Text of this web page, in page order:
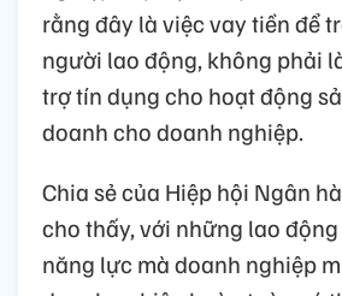
rằng đây là việc vay tiền để
người lao động, không phải
trợ tín dụng cho hoạt động
doanh cho doanh nghiệp.
Chia sẻ của Hiệp hội Ngân
cho thấy, với những lao
năng lực mà doanh nghiệp